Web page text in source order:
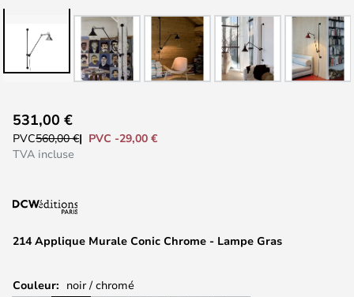
to
the
the
gallery
214 Applique Murale Conic Chrome - Lampe Gras
531,00 €
PVC560,00 €
PVC -29,00 €
TVA incluse
Couleur: noir / chromé